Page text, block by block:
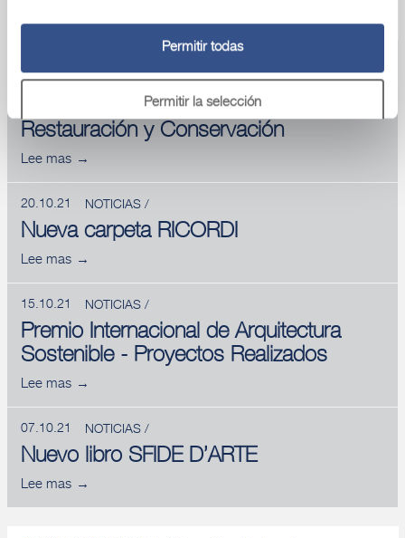
Permitir todas
Permitir la selección
NOTICIAS /
20.11.23
9º Premio Internacional Domus de
Restauración y Conservación
Lee mas
NOTICIAS /
20.10.21
Nueva carpeta RICORDI
Lee mas
NOTICIAS /
15.10.21
Premio Internacional de Arquitectura
Sostenible - Proyectos Realizados
Lee mas
NOTICIAS /
07.10.21
Nuevo libro SFIDE D’ARTE
Lee mas